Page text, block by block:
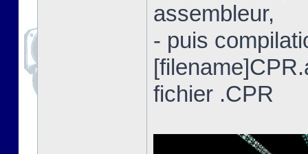
assembleur,
- puis
fichier .CPR